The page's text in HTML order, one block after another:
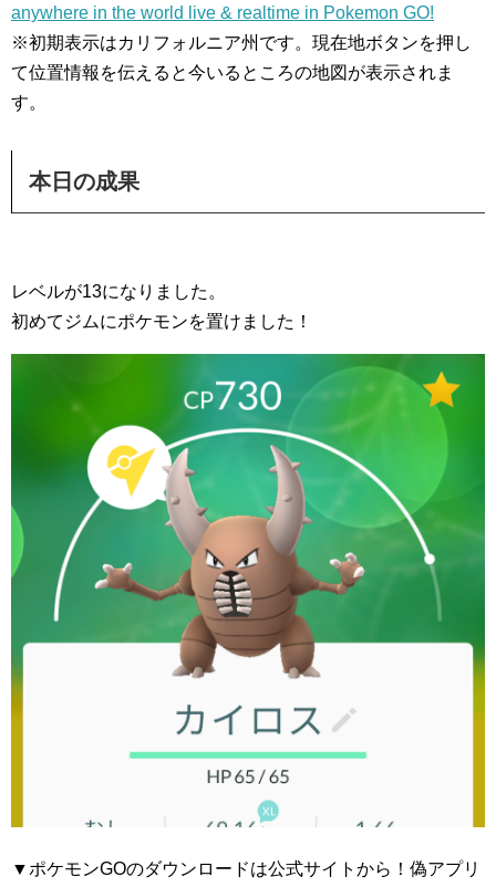
anywhere in the world live & realtime in Pokemon GO!
※初期表示はカリフォルニア州です。現在地ボタンを押し
て位置情報を伝えると今いるところの地図が表示されま
す。
本日の成果
レベルが13になりました。
初めてジムにポケモンを置けました！
▼ポケモンGOのダウンロードは公式サイトから！偽アプリ